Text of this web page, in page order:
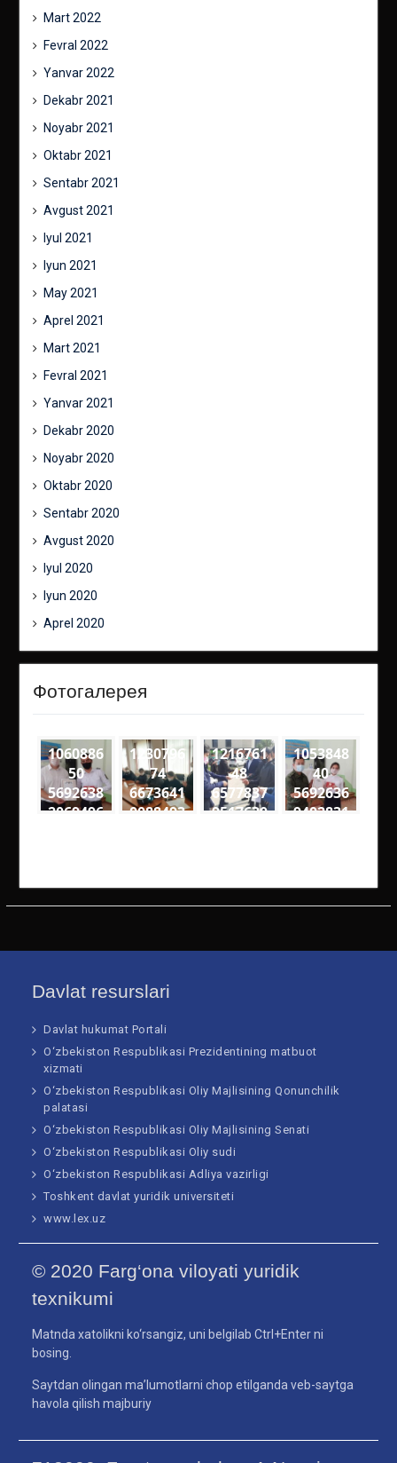
Mart 2022
Fevral 2022
Yanvar 2022
Dekabr 2021
Noyabr 2021
Oktabr 2021
Sentabr 2021
Avgust 2021
Iyul 2021
Iyun 2021
May 2021
Aprel 2021
Mart 2021
Fevral 2021
Yanvar 2021
Dekabr 2020
Noyabr 2020
Oktabr 2020
Sentabr 2020
Avgust 2020
Iyul 2020
Iyun 2020
Aprel 2020
Фотогалерея
1060886
50
5692638
2069496
60108 n
1230796
74
6673641
0088493
46289 n
1216761
48
6577837
9517630
51652 n
1053848
40
5692636
9402831
62468 n
Davlat resurslari
Davlat hukumat Portali
O‘zbekiston Respublikasi Prezidentining matbuot
xizmati
O‘zbekiston Respublikasi Oliy Majlisining Qonunchilik
palatasi
O‘zbekiston Respublikasi Oliy Majlisining Senati
O‘zbekiston Respublikasi Oliy sudi
O‘zbekiston Respublikasi Adliya vazirligi
Toshkent davlat yuridik universiteti
www.lex.uz
© 2020 Farg‘ona viloyati yuridik
texnikumi
Matnda xatolikni ko‘rsangiz, uni belgilab Ctrl+Enter ni
bosing.
Saytdan olingan ma’lumotlarni chop etilganda veb-saytga
havola qilish majburiy